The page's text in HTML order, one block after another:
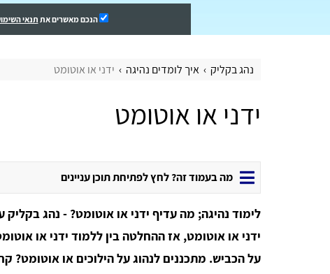
הנכם מאשרים אתתנאי
נהג בקליק איך לומדים נהיגה ידני או אוטומט
ידני או אוטומט
מה בעמוד זה? לחץ לפתיחת תוכן עניינים
לימוד נהיגה; מה עדיף ידני או אוטומט? - נהג
ידני או אוטומט, אז ההחלטה בין ללמוד ידני או
על הכביש. מתכננים לנהוג על הילוכים או אוטומט?